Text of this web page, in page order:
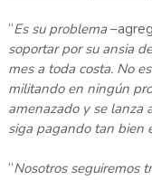
“Es su problema
soportar por su ansia
mes a toda costa. No
militando en ningún
amenazado y se lanza
siga pagando tan bien
“Nosotros seguiremos